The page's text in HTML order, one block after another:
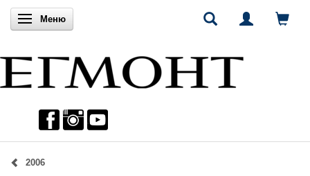
Включи навигацията
Меню
2006